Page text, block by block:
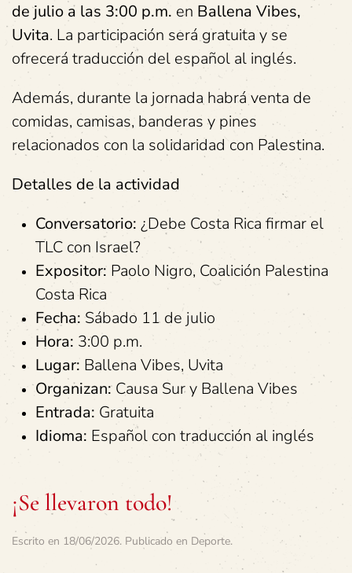
de julio a las 3:00 p.m. en Ballena Vibes,
Uvita. La participación será gratuita y se
ofrecerá traducción del español al inglés.
Además, durante la jornada habrá venta de
comidas, camisas, banderas y pines
relacionados con la solidaridad con Palestina.
Detalles de la actividad
Conversatorio: ¿Debe Costa Rica firmar el
TLC con Israel?
Expositor: Paolo Nigro, Coalición Palestina
Costa Rica
Fecha: Sábado 11 de julio
Hora: 3:00 p.m.
Lugar: Ballena Vibes, Uvita
Organizan:Causa Sur y Ballena Vibes
Entrada: Gratuita
Idioma: Español con traducción al inglés
¡Se llevaron todo!
Escrito en 18/06/2026. Publicado en Deporte.